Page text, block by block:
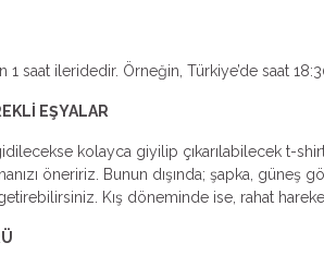
1 saat ileridedir. Örneğin, Türkiye’de saat
EŞYALAR
kolayca giyilip çıkarılabilecek t-
öneririz. Bunun dışında; şapka, güneş
getirebilirsiniz. Kış döneminde ise, rahat